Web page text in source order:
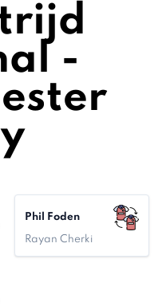
-
Phil Foden
Rayan Cherki